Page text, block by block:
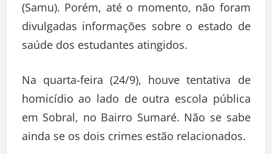
(Samu). Porém, até o momento, não foram
divulgadas informações sobre o estado de
saúde dos estudantes atingidos.
Na quarta-feira (24/9), houve tentativa de
homicídio ao lado de outra escola pública
em Sobral, no Bairro Sumaré. Não se sabe
ainda se os dois crimes estão relacionados.